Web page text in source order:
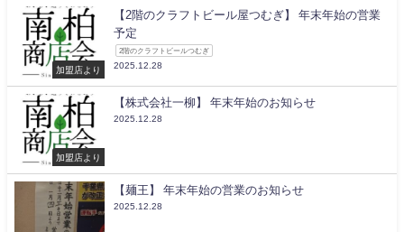
加盟店より
【2階のクラフトビール屋つむぎ】 年末年始の営業
予定
2階のクラフトビールつむぎ
2025.12.28
加盟店より
【株式会社一柳】 年末年始のお知らせ
2025.12.28
【麺王】 年末年始の営業のお知らせ
2025.12.28